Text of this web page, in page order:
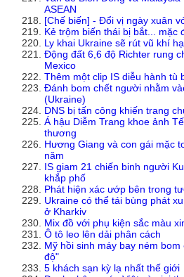
ASEAN
[Chế biến] - Đổi vị ngày xuân
Kẻ trộm biến thái bị bắt... mặc
Ly khai Ukraine sẽ rút vũ khí
Động đất 6,6 độ Richter rung
Mexico
Thêm một clip IS diễu hành tù
Đánh bom chết người nhằm
(Ukraine)
DNS bị tấn công khiến trang
Á hậu Diễm Trang khoe ảnh
thương
Hương Giang và con gái mặc
năm
IS giam 21 chiến binh người
khắp phố
Phát hiện xác ướp bên trong
Ukraine có thể tái bùng phát
ở Kharkiv
Mix đồ với phụ kiện sắc màu
Ô tô leo lên dải phân cách
Mỹ hồi sinh máy bay ném
độ"
5 khách sạn kỳ lạ nhất thế giới